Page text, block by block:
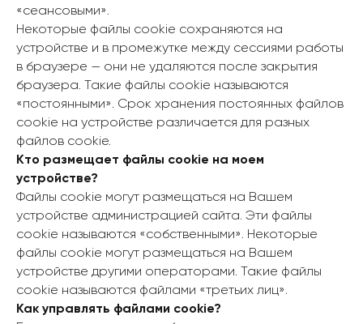
«сеансовыми».
Некоторые файлы cookie сохраняются на
устройстве и в промежутке между сессиями работы
в браузере — они не удаляются после закрытия
браузера. Такие файлы cookie называются
«постоянными». Срок хранения постоянных файлов
cookie на устройстве различается для разных
файлов cookie.
Кто размещает файлы cookie на моем
устройстве?
Файлы cookie могут размещаться на Вашем
устройстве администрацией сайта. Эти файлы
cookie называются «собственными». Некоторые
файлы cookie могут размещаться на Вашем
устройстве другими операторами. Такие файлы
cookie называются файлами «третьих лиц».
Как управлять файлами cookie?